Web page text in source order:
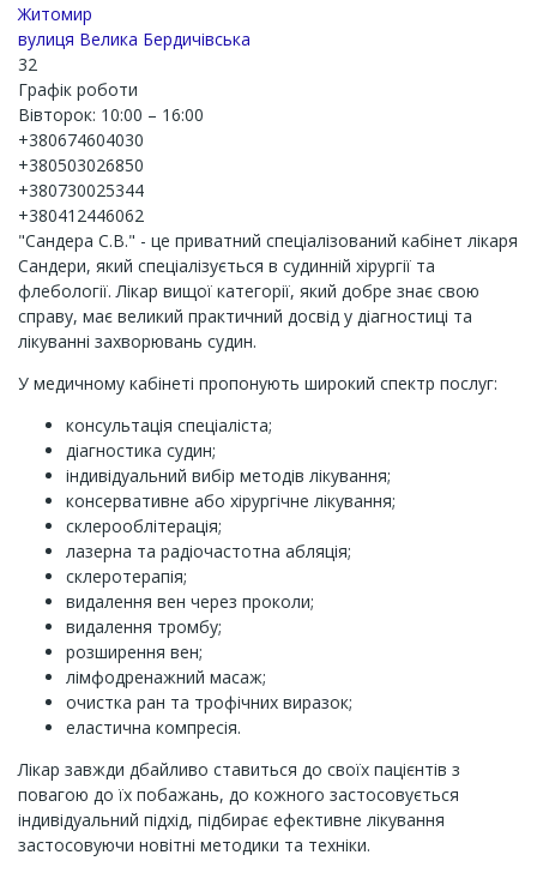
Житомир
вулиця Велика Бердичівська
32
Графік роботи
Вівторок: 10:00 – 16:00
+380674604030
+380503026850
+380730025344
+380412446062
"Сандера С.В." - це приватний спеціалізований кабінет лікаря
Сандери, який спеціалізується в судинній хірургії та
флебології. Лікар вищої категорії, який добре знає свою
справу, має великий практичний досвід у діагностиці та
лікуванні захворювань судин.
У медичному кабінеті пропонують широкий спектр послуг:
консультація спеціаліста;
діагностика судин;
індивідуальний вибір методів лікування;
консервативне або хірургічне лікування;
склерооблітерація;
лазерна та радіочастотна абляція;
склеротерапія;
видалення вен через проколи;
видалення тромбу;
розширення вен;
лімфодренажний масаж;
очистка ран та трофічних виразок;
еластична компресія.
Лікар завжди дбайливо ставиться до своїх пацієнтів з
повагою до їх побажань, до кожного застосовується
індивідуальний підхід, підбирає ефективне лікування
застосовуючи новітні методики та техніки.